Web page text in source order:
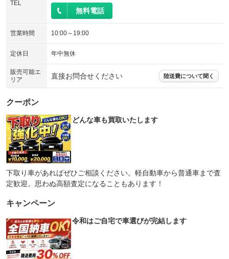
TEL
無料電話
営業時間 10:00～19:00
定休日 年中無休
販売可能エ
リア
直接お問合せください 陸送費について聞く
クーポン
どんな車も買取いたします
下取り車があればぜひご相談ください。軽自動車から普通車まで査
定歓迎。思わぬ高額査定になることもあります！
キャンペーン
令和はご自宅で車選びが完結します